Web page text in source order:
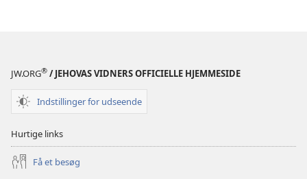
–
JW.ORG® / JEHOVAS VIDNERS OFFICIELLE HJEMMESIDE
Indstillinger for udseende
Hurtige links
Få et besøg